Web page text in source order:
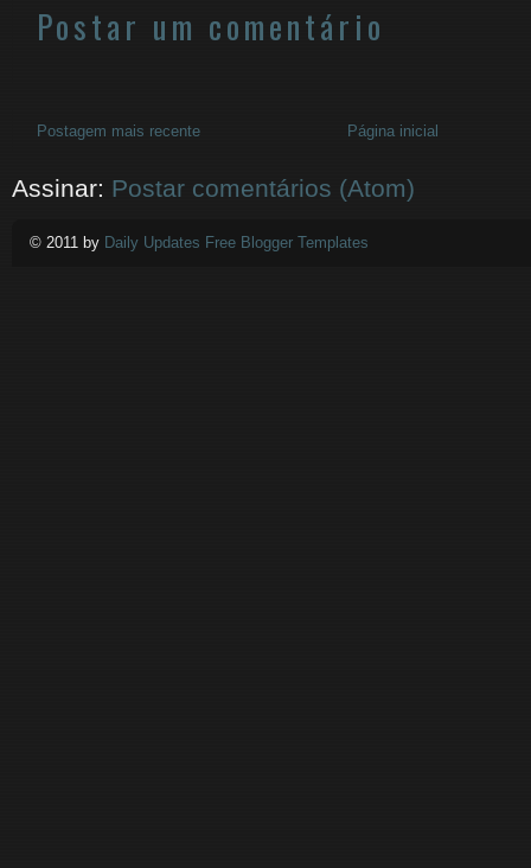
Postar um comentário
Postagem mais recente Página inicial
Assinar: Postar comentários (Atom)
© 2011 by Daily Updates Free Blogger Templates